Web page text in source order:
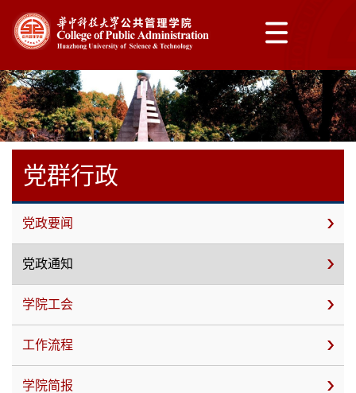
党群行政
党政要闻
党政通知
学院工会
工作流程
学院简报